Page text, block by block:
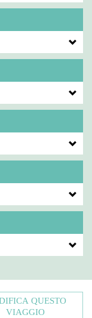
QUESTO
VIAGGIO